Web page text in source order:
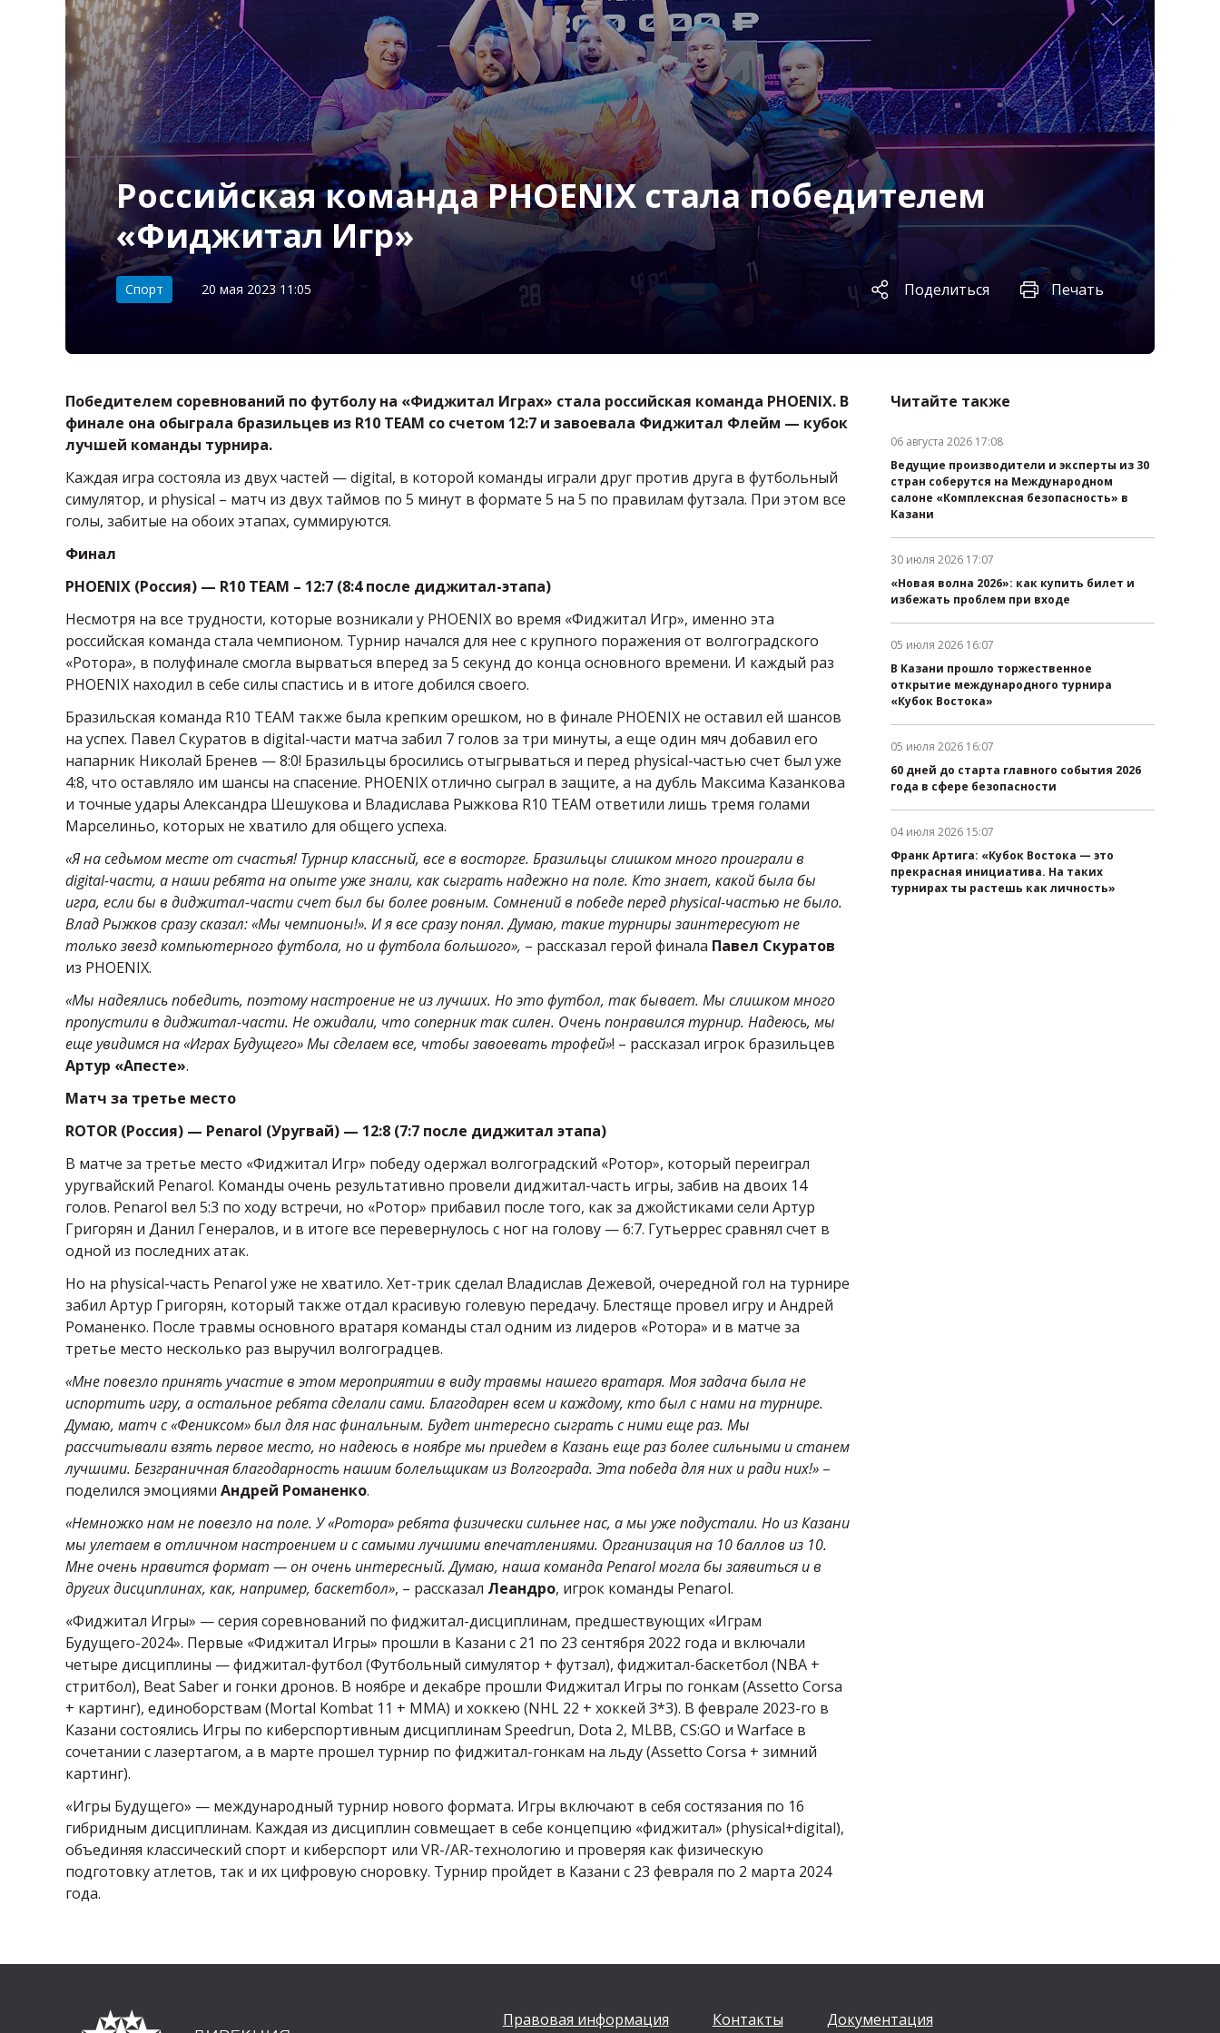
Российская команда PHOENIX стала победителем
«Фиджитал Игр»
Категория:
Спорт 20 мая 2023 11:05 Поделиться Печать
Победителем соревнований по футболу на «Фиджитал Играх» стала российская команда PHOENIX. В
финале она обыграла бразильцев из R10 TEAM со счетом 12:7 и завоевала Фиджитал Флейм — кубок
лучшей команды турнира.
Каждая игра состояла из двух частей — digital, в которой команды играли друг против друга в футбольный
симулятор, и physical – матч из двух таймов по 5 минут в формате 5 на 5 по правилам футзала. При этом все
голы, забитые на обоих этапах, суммируются.
Финал
PHOENIX (Россия) — R10 TEAM – 12:7 (8:4 после диджитал-этапа)
Несмотря на все трудности, которые возникали у PHOENIX во время «Фиджитал Игр», именно эта
российская команда стала чемпионом. Турнир начался для нее с крупного поражения от волгоградского
«Ротора», в полуфинале смогла вырваться вперед за 5 секунд до конца основного времени. И каждый раз
PHOENIX находил в себе силы спастись и в итоге добился своего.
Бразильская команда R10 TEAM также была крепким орешком, но в финале PHOENIX не оставил ей шансов
на успех. Павел Скуратов в digital-части матча забил 7 голов за три минуты, а еще один мяч добавил его
напарник Николай Бренев — 8:0! Бразильцы бросились отыгрываться и перед physical-частью счет был уже
4:8, что оставляло им шансы на спасение. PHOENIX отлично сыграл в защите, а на дубль Максима Казанкова
и точные удары Александра Шешукова и Владислава Рыжкова R10 TEAM ответили лишь тремя голами
Марселиньо, которых не хватило для общего успеха.
«Я на седьмом месте от счастья! Турнир классный, все в восторге. Бразильцы слишком много проиграли в
digital-части, а наши ребята на опыте уже знали, как сыграть надежно на поле. Кто знает, какой была бы
игра, если бы в диджитал-части счет был бы более ровным. Сомнений в победе перед physical-частью не было.
Влад Рыжков сразу сказал: «Мы чемпионы!». И я все сразу понял. Думаю, такие турниры заинтересуют не
только звезд компьютерного футбола, но и футбола большого», – рассказал герой финала Павел Скуратов
из PHOENIX.
«Мы надеялись победить, поэтому настроение не из лучших. Но это футбол, так бывает. Мы слишком много
пропустили в диджитал-части. Не ожидали, что соперник так силен. Очень понравился турнир. Надеюсь, мы
еще увидимся на «Играх Будущего» Мы сделаем все, чтобы завоевать трофей»! – рассказал игрок бразильцев
Артур «Апесте».
Матч за третье место
ROTOR (Россия) — Penarol (Уругвай) — 12:8 (7:7 после диджитал этапа)
В матче за третье место «Фиджитал Игр» победу одержал волгоградский «Ротор», который переиграл
уругвайский Penarol. Команды очень результативно провели диджитал-часть игры, забив на двоих 14
голов. Penarol вел 5:3 по ходу встречи, но «Ротор» прибавил после того, как за джойстиками сели Артур
Григорян и Данил Генералов, и в итоге все перевернулось с ног на голову — 6:7. Гутьеррес сравнял счет в
одной из последних атак.
Но на physical-часть Penarol уже не хватило. Хет-трик сделал Владислав Дежевой, очередной гол на турнире
забил Артур Григорян, который также отдал красивую голевую передачу. Блестяще провел игру и Андрей
Романенко. После травмы основного вратаря команды стал одним из лидеров «Ротора» и в матче за
третье место несколько раз выручил волгоградцев.
«Мне повезло принять участие в этом мероприятии в виду травмы нашего вратаря. Моя задача была не
испортить игру, а остальное ребята сделали сами. Благодарен всем и каждому, кто был с нами на турнире.
Думаю, матч с «Фениксом» был для нас финальным. Будет интересно сыграть с ними еще раз. Мы
рассчитывали взять первое место, но надеюсь в ноябре мы приедем в Казань еще раз более сильными и станем
лучшими. Безграничная благодарность нашим болельщикам из Волгограда. Эта победа для них и ради них!» –
поделился эмоциями Андрей Романенко.
«Немножко нам не повезло на поле. У «Ротора» ребята физически сильнее нас, а мы уже подустали. Но из Казани
мы улетаем в отличном настроением и с самыми лучшими впечатлениями. Организация на 10 баллов из 10.
Мне очень нравится формат — он очень интересный. Думаю, наша команда Penarol могла бы заявиться и в
других дисциплинах, как, например, баскетбол», – рассказал Леандро, игрок команды Penarol.
«Фиджитал Игры» — серия соревнований по фиджитал-дисциплинам, предшествующих «Играм
Будущего-2024». Первые «Фиджитал Игры» прошли в Казани с 21 по 23 сентября 2022 года и включали
четыре дисциплины — фиджитал-футбол (Футбольный симулятор + футзал), фиджитал-баскетбол (NBA +
стритбол), Beat Saber и гонки дронов. В ноябре и декабре прошли Фиджитал Игры по гонкам (Assetto Corsa
+ картинг), единоборствам (Mortal Kombat 11 + MMA) и хоккею (NHL 22 + хоккей 3*3). В феврале 2023-го в
Казани состоялись Игры по киберспортивным дисциплинам Speedrun, Dota 2, MLBB, CS:GO и Warface в
сочетании с лазертагом, а в марте прошел турнир по фиджитал-гонкам на льду (Assetto Corsa + зимний
картинг).
«Игры Будущего» — международный турнир нового формата. Игры включают в себя состязания по 16
гибридным дисциплинам. Каждая из дисциплин совмещает в себе концепцию «фиджитал» (physical+digital),
объединяя классический спорт и киберспорт или VR-/AR-технологию и проверяя как физическую
подготовку атлетов, так и их цифровую сноровку. Турнир пройдет в Казани с 23 февраля по 2 марта 2024
года.
Читайте также
06 августа 2026 17:08
Ведущие производители и эксперты из 30
стран соберутся на Международном
салоне «Комплексная безопасность» в
Казани
30 июля 2026 17:07
«Новая волна 2026»: как купить билет и
избежать проблем при входе
05 июля 2026 16:07
В Казани прошло торжественное
открытие международного турнира
«Кубок Востока»
Дата публикации:
05 июля 2026 16:07
60 дней до старта главного события 2026
года в сфере безопасности
Дата публикации:
04 июля 2026 15:07
Франк Артига: «Кубок Востока — это
прекрасная инициатива. На таких
турнирах ты растешь как личность»
Правовая информация Контакты Документация